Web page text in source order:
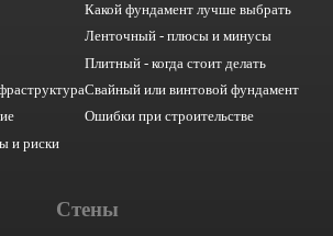
и риски
Какой фундамент лучше выбрать
Ленточный - плюсы и минусы
Плитный - когда стоит делать
Свайный или винтовой фундамент
Ошибки при строительстве
Стены